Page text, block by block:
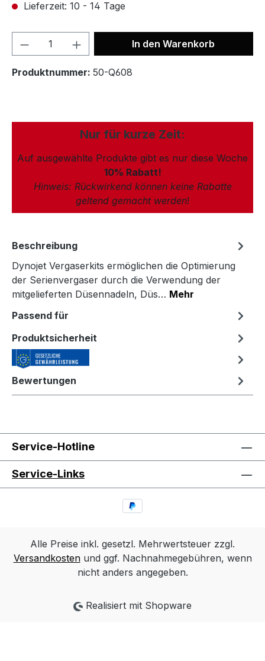
Lieferzeit: 10 - 14 Tage
In den Warenkorb
Produktnummer: 50-Q608
Nur für kurze Zeit:
Auf ausgewählte Produkte gibt es nur diese Woche
10% Rabatt!
Hinweis: Rückwirkend können keine Rabatte
geltend gemacht werden!
Beschreibung
Dynojet Vergaserkits ermöglichen die Optimierung
der Serienvergaser durch die Verwendung der
mitgelieferten Düsennadeln, Düs… Mehr
Passend für
Produktsicherheit
Bewertungen
Service-Hotline
Service-Links
Alle Preise inkl. gesetzl. Mehrwertsteuer zzgl.
Versandkostenund ggf. Nachnahmegebühren, wenn
nicht anders angegeben.
Realisiert mit Shopware